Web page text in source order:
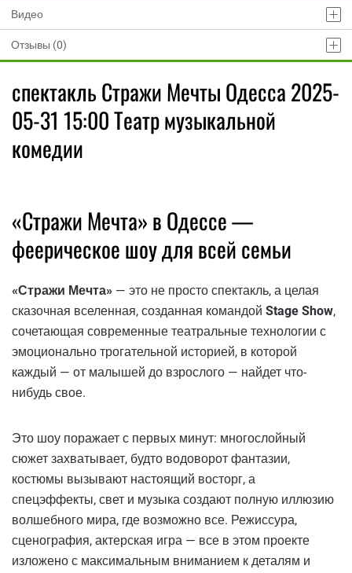
Видео
Отзывы (0)
спектакль Стражи Мечты Одесса 2025-
05-31 15:00 Театр музыкальной
комедии
«Стражи Мечта» в Одессе —
феерическое шоу для всей семьи
«Стражи Мечта» — это не просто спектакль, а целая
сказочная вселенная, созданная командой Stage Show,
сочетающая современные театральные технологии с
эмоционально трогательной историей, в которой
каждый — от малышей до взрослого — найдет что-
нибудь свое.
Это шоу поражает с первых минут: многослойный
сюжет захватывает, будто водоворот фантазии,
костюмы вызывают настоящий восторг, а
спецэффекты, свет и музыка создают полную иллюзию
волшебного мира, где возможно все. Режиссура,
сценография, актерская игра — все в этом проекте
изложено с максимальным вниманием к деталям и